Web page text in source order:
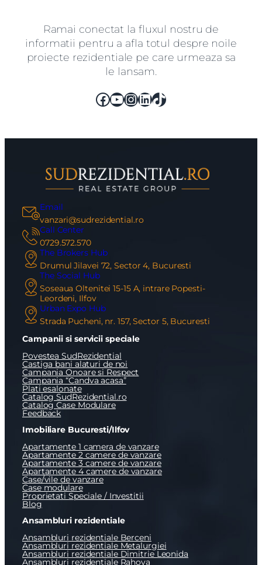
Ramai conectat la fluxul nostru de
informatii pentru a afla totul despre noile
proiecte rezidentiale pe care urmeaza sa
le lansam.
Facebook
YouTube
Instagram
LinkedIn
TikTok
Email
vanzari@sudrezidential.ro
Call Center
0729.572.570
The Brokers Hub
Drumul Jilavei 72, Sector 4, Bucuresti
The Social Hub
Soseaua Oltenitei 15-15 A, intrare Popesti-
Leordeni, Ilfov
Urban Expo Hub
Strada Pucheni, nr. 157, Sector 5, Bucuresti
Campanii si servicii speciale
Povestea SudRezidential
Castiga bani alaturi de noi
Campania Onoare si Respect
Campania “Candva acasa”
Plati esalonate
Catalog SudRezidential.ro
Catalog Case Modulare
Feedback
Imobiliare Bucuresti/Ilfov
Apartamente 1 camera de vanzare
Apartamente 2 camere de vanzare
Apartamente 3 camere de vanzare
Apartamente 4 camere de vanzare
Case/vile de vanzare
Case modulare
Proprietati Speciale / Investitii
Blog
Ansambluri rezidentiale
Ansambluri rezidentiale Berceni
Ansambluri rezidentiale Metalurgiei
Ansambluri rezidentiale Dimitrie Leonida
Ansambluri rezidentiale Rahova
Vreau sa fiu contactat
Mesaj
Am citit si sunt de acord cu termenii si conditiile
SudRezidential.ro
Sunt de acord cuprelucrarea datelor cu caracter personal